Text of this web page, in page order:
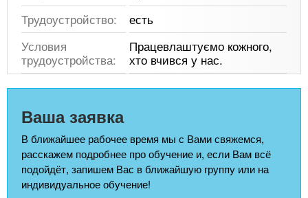
Трудоустройство:
есть
Условия
трудоустройства:
Працевлаштуємо кожного,
хто вчився у нас.
Ваша заявка
В ближайшее рабочее время мы с Вами свяжемся,
расскажем подробнее про обучение и, если Вам всё
подойдёт, запишем Вас в ближайшую группу или на
индивидуальное обучение!